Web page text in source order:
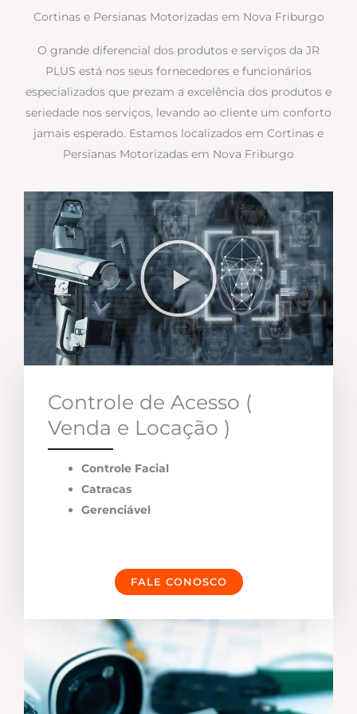
Cortinas e Persianas Motorizadas em Nova Friburgo
O grande diferencial dos produtos e serviços da JR
PLUS está nos seus fornecedores e funcionários
especializados que prezam a excelência dos produtos e
seriedade nos serviços, levando ao cliente um conforto
jamais esperado. Estamos localizados em Cortinas e
Persianas Motorizadas em Nova Friburgo
Controle de Acesso (
Venda e Locação )
Controle Facial
Catracas
Gerenciável
FALE CONOSCO